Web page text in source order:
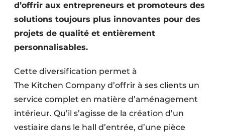
Infrastructures souterraines et égouttage
Protection solaire
Sécurité incendie
Software
Techniques ferroviaires
d’offrir aux entrepreneurs et promoteurs des
solutions toujours plus innovantes pour des
projets de qualité et entièrement
personnalisables.
Cette diversification permet à
The Kitchen Company d’offrir à ses clients un
service complet en matière d’aménagement
intérieur. Qu’il s’agisse de la création d’un
vestiaire dans le hall d’entrée, d’une pièce